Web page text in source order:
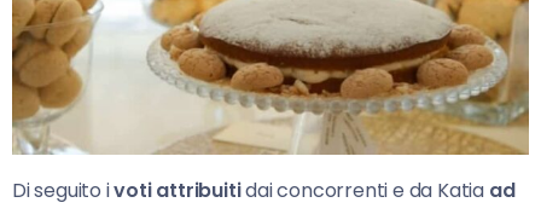
Di seguito ivoti attribuitidai concorrenti e da Katia ad